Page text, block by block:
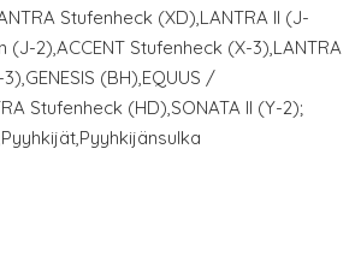
Stufenheck (XD),LANTRA II (J-
(J-2),ACCENT Stufenheck (X-3),LANTRA
(BH),EQUUS /
Stufenheck (HD),SONATA II (Y-2);